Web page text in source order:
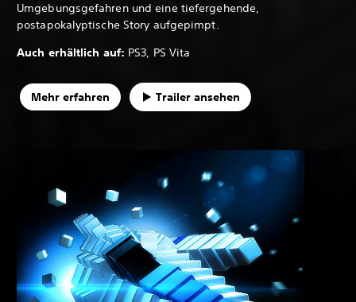
Umgebungsgefahren und eine tiefergehende,
postapokalyptische Story aufgepimpt.
Auch erhältlich auf: PS3, PS Vita
Mehr erfahren Trailer ansehen